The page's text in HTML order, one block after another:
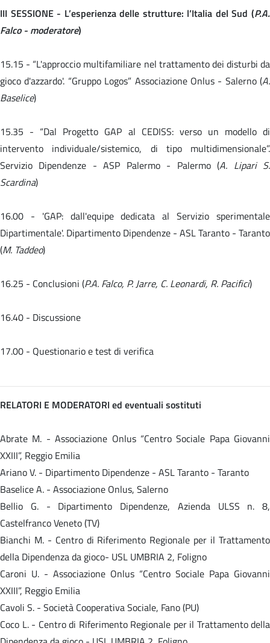
III SESSIONE - L’esperienza delle strutture: l’Italia del Sud (P.A.
Falco - moderatore)
15.15 - “L'approccio multifamiliare nel trattamento dei disturbi da
gioco d'azzardo'. “Gruppo Logos” Associazione Onlus - Salerno (A.
Baselice)
15.35 - “Dal Progetto GAP al CEDISS: verso un modello di
intervento individuale/sistemico, di tipo multidimensionale”.
Servizio Dipendenze - ASP Palermo - Palermo (A. Lipari S.
Scardina)
16.00 - 'GAP: dall'equipe dedicata al Servizio sperimentale
Dipartimentale'. Dipartimento Dipendenze - ASL Taranto - Taranto
(M. Taddeo)
16.25 - Conclusioni (P.A. Falco, P. Jarre, C. Leonardi, R. Pacifici)
16.40 - Discussione
17.00 - Questionario e test di verifica
RELATORI E MODERATORI ed eventuali sostituti
Abrate M. - Associazione Onlus “Centro Sociale Papa Giovanni
XXIII”, Reggio Emilia
Ariano V. - Dipartimento Dipendenze - ASL Taranto - Taranto
Baselice A. - Associazione Onlus, Salerno
Bellio G. - Dipartimento Dipendenze, Azienda ULSS n. 8,
Castelfranco Veneto (TV)
Bianchi M. - Centro di Riferimento Regionale per il Trattamento
della Dipendenza da gioco- USL UMBRIA 2, Foligno
Caroni U. - Associazione Onlus “Centro Sociale Papa Giovanni
XXIII”, Reggio Emilia
Cavoli S. - Società Cooperativa Sociale, Fano (PU)
Coco L. - Centro di Riferimento Regionale per il Trattamento della